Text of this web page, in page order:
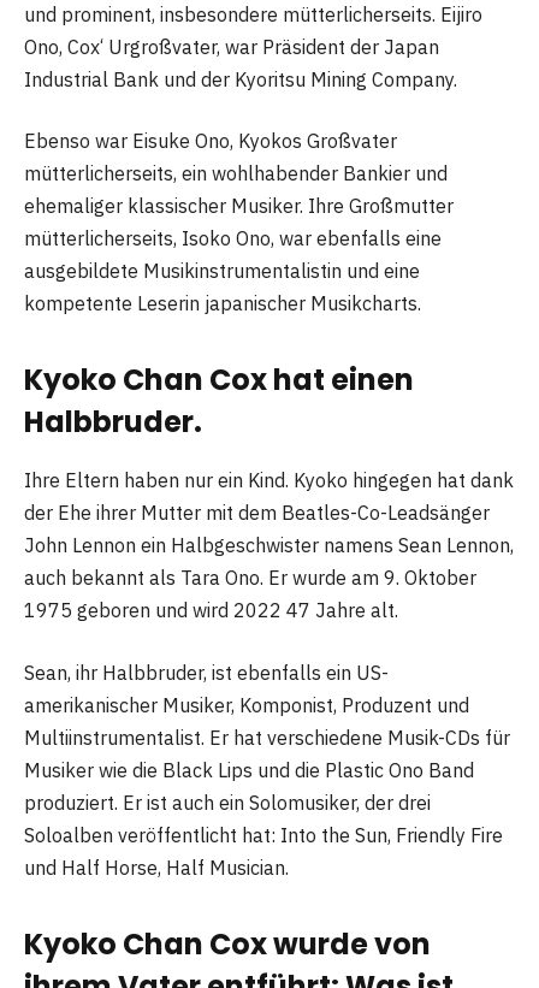
und prominent, insbesondere mütterlicherseits. Eijiro
Ono, Cox‘ Urgroßvater, war Präsident der Japan
Industrial Bank und der Kyoritsu Mining Company.
Ebenso war Eisuke Ono, Kyokos Großvater
mütterlicherseits, ein wohlhabender Bankier und
ehemaliger klassischer Musiker. Ihre Großmutter
mütterlicherseits, Isoko Ono, war ebenfalls eine
ausgebildete Musikinstrumentalistin und eine
kompetente Leserin japanischer Musikcharts.
Kyoko Chan Cox hat einen
Halbbruder.
Ihre Eltern haben nur ein Kind. Kyoko hingegen hat dank
der Ehe ihrer Mutter mit dem Beatles-Co-Leadsänger
John Lennon ein Halbgeschwister namens Sean Lennon,
auch bekannt als Tara Ono. Er wurde am 9. Oktober
1975 geboren und wird 2022 47 Jahre alt.
Sean, ihr Halbbruder, ist ebenfalls ein US-
amerikanischer Musiker, Komponist, Produzent und
Multiinstrumentalist. Er hat verschiedene Musik-CDs für
Musiker wie die Black Lips und die Plastic Ono Band
produziert. Er ist auch ein Solomusiker, der drei
Soloalben veröffentlicht hat: Into the Sun, Friendly Fire
und Half Horse, Half Musician.
Kyoko Chan Cox wurde von